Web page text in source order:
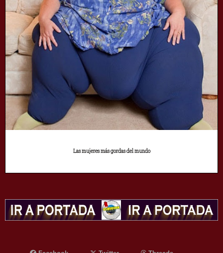
Las mujeres más gordas del mundo